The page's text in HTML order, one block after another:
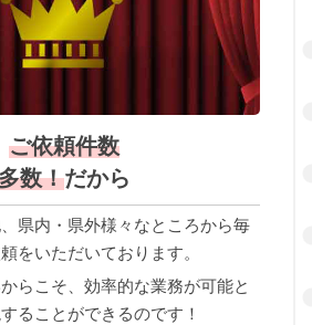
ご依頼件数
数！だから
県内・県外様々なところから毎
をいただいております。
らこそ、効率的な業務が可能と
ることができるのです！